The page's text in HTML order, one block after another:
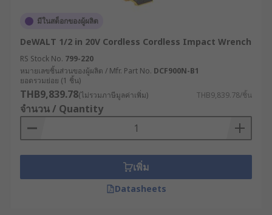
มีในสต็อกของผู้ผลิต
DeWALT 1/2 in 20V Cordless Cordless Impact Wrench
RS Stock No. 799-220
หมายเลขชิ้นส่วนของผู้ผลิต / Mfr. Part No. DCF900N-B1
ยอดรวมย่อย (1 ชิ้น)
THB9,839.78(ไม่รวมภาษีมูลค่าเพิ่ม) THB9,839.78/ชิ้น
จำนวน / Quantity
เพิ่ม
Datasheets